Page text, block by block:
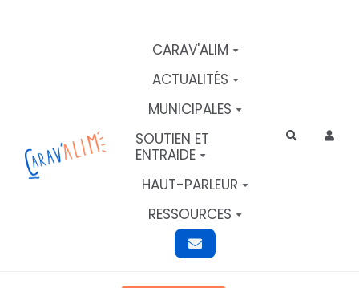
CARAV'ALIM
ACTUALITÉS
MUNICIPALES
SOUTIEN ET
ENTRAIDE
HAUT-PARLEUR
RESSOURCES
Rechercher